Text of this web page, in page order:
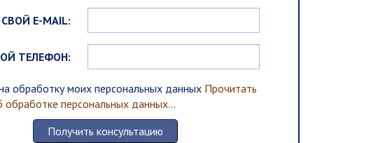
E-MAIL:
ТЕЛЕФОН:
обработку моих персональных данных Прочитать
персональных данных...